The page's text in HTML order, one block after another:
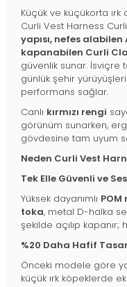
Küçük ve küçükorta
Curli Vest Harness
yapısı, nefes
kapanabilen Curli
güvenlik sunar. İsviçre
günlük şehir
performans sağlar.
Canlı kırmızı rengi
görünüm sunarken,
gövdesine tam uyum
Neden Curli Vest
Tek Elle Güvenli ve
Yüksek dayanımlı
toka, metal D-halka
şekilde açılıp kapanır;
%20 Daha Hafif
Önceki modele göre
küçük ırk köpeklerde